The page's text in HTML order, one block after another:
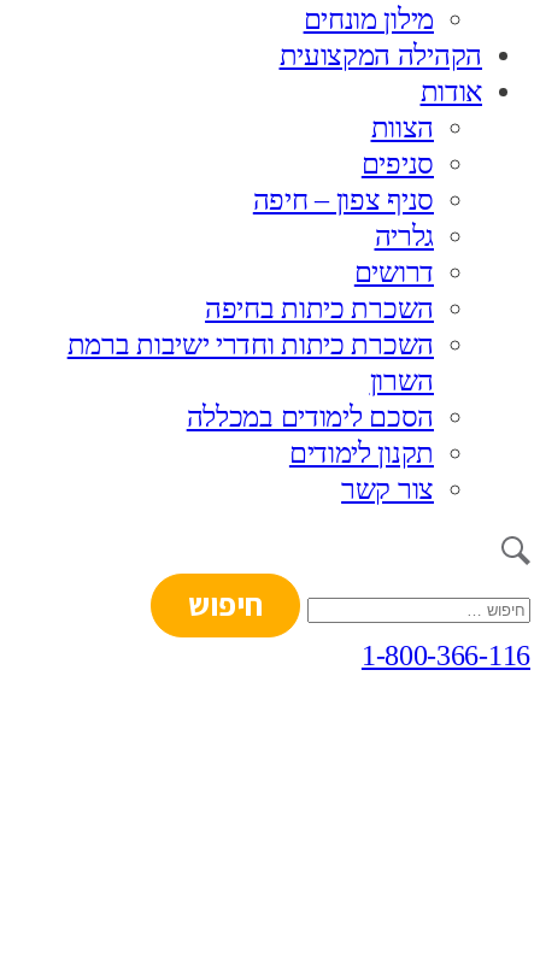
מילון מונחים
הקהילה המקצועית
אודות
הצוות
סניפים
סניף צפון – חיפה
גלריה
דרושים
השכרת כיתות בחיפה
השכרת כיתות וחדרי ישיבות ברמת
השרון
הסכם לימודים במכללה
תקנון לימודים
צור קשר
חיפוש:
1-800-366-116